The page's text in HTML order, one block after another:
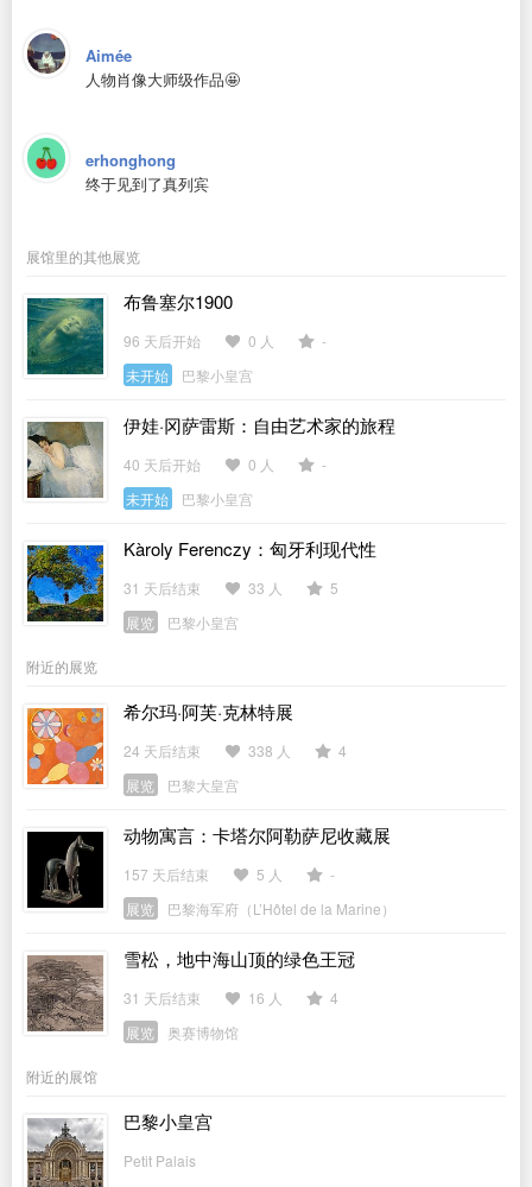
Aimée
人物肖像大师级作品🤩
erhonghong
终于见到了真列宾
展馆里的其他展览
布鲁塞尔1900
96 天后开始 0 人
-
未开始
巴黎小皇宫
伊娃·冈萨雷斯：自由艺术家的旅程
40 天后开始 0 人
-
未开始
巴黎小皇宫
Kàroly Ferenczy：匈牙利现代性
31 天后结束 33 人
5
展览
巴黎小皇宫
附近的展览
希尔玛·阿芙·克林特展
24 天后结束 338 人
4
展览
巴黎大皇宫
动物寓言：卡塔尔阿勒萨尼收藏展
157 天后结束 5 人
-
展览
巴黎海军府（L’Hôtel de la Marine）
雪松，地中海山顶的绿色王冠
31 天后结束 16 人
4
展览
奥赛博物馆
附近的展馆
巴黎小皇宫
Petit Palais